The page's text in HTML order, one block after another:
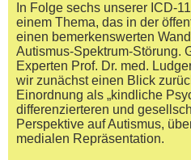
In Folge sechs unserer ICD-
einem Thema, das in der
einen bemerkenswerten
Autismus-Spektrum-Störung.
Experten Prof. Dr. med.
wir zunächst einen Blick
Einordnung als „kindliche
differenzierteren und
Perspektive auf Autismus,
medialen Repräsentation.